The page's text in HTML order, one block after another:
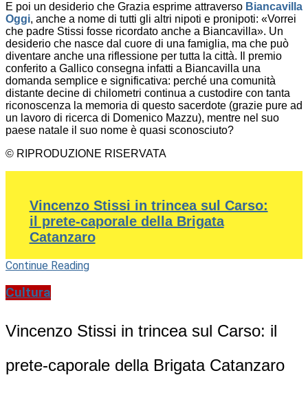
E poi un desiderio che Grazia esprime attraverso Biancavilla
Oggi, anche a nome di tutti gli altri nipoti e pronipoti: «Vorrei
che padre Stissi fosse ricordato anche a Biancavilla». Un
desiderio che nasce dal cuore di una famiglia, ma che può
diventare anche una riflessione per tutta la città. Il premio
conferito a Gallico consegna infatti a Biancavilla una
domanda semplice e significativa: perché una comunità
distante decine di chilometri continua a custodire con tanta
riconoscenza la memoria di questo sacerdote (grazie pure ad
un lavoro di ricerca di Domenico Mazzu), mentre nel suo
paese natale il suo nome è quasi sconosciuto?
© RIPRODUZIONE RISERVATA
Vincenzo Stissi in trincea sul Carso:
il prete-caporale della Brigata
Catanzaro
Continue Reading
Cultura
Vincenzo Stissi in trincea sul Carso: il
prete-caporale della Brigata Catanzaro